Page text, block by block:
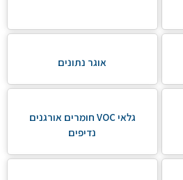
אוגר נתונים
גלאי VOC חומרים אורגנים
נדיפים